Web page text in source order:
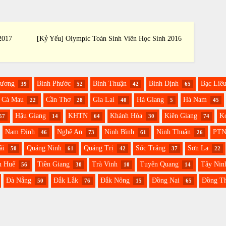
[Kỷ Yếu] Olympic Toán Sinh Viên Học Sinh 2016
39 Bình Phước 52 Bình Thuận 42 Bình Định 65 Bạc Liêu
Cà Mau 22 Cần Thơ 28 Gia Lai 40 Hà Giang 5 Hà Nam 45
Hậu Giang 14 KHTN 64 Khánh Hòa 30 Kiên Giang 74
Nam Định 46 Nghệ An 73 Ninh Bình 61 Ninh Thuận 26
50 Quảng Ninh 61 Quảng Trị 42 Sóc Trăng 37 Sơn La 22
Huế 56 Tiền Giang 30 Trà Vinh 10 Tuyên Quang 14 Tây
Đà Nẵng 50 Đắk Lắk 76 Đắk Nông 15 Đồng Nai 65 Đồng